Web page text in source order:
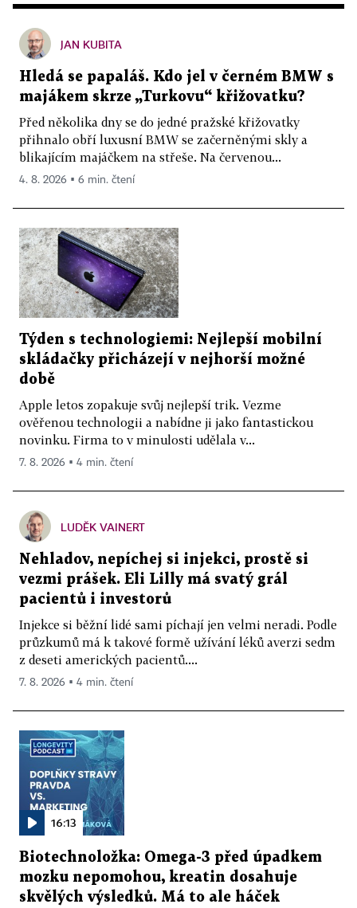
JAN KUBITA
Hledá se papaláš. Kdo jel v černém BMW s
majákem skrze „Turkovu“ křižovatku?
Před několika dny se do jedné pražské křižovatky
přihnalo obří luxusní BMW se začerněnými skly a
blikajícím majáčkem na střeše. Na červenou...
4. 8. 2026 ▪ 6 min. čtení
Týden s technologiemi: Nejlepší mobilní
skládačky přicházejí v nejhorší možné
době
Apple letos zopakuje svůj nejlepší trik. Vezme
ověřenou technologii a nabídne ji jako fantastickou
novinku. Firma to v minulosti udělala v...
7. 8. 2026 ▪ 4 min. čtení
LUDĚK VAINERT
Nehladov, nepíchej si injekci, prostě si
vezmi prášek. Eli Lilly má svatý grál
pacientů i investorů
Injekce si běžní lidé sami píchají jen velmi neradi. Podle
průzkumů má k takové formě užívání léků averzi sedm
z deseti amerických pacientů....
7. 8. 2026 ▪ 4 min. čtení
16:13
Biotechnoložka: Omega-3 před úpadkem
mozku nepomohou, kreatin dosahuje
skvělých výsledků. Má to ale háček